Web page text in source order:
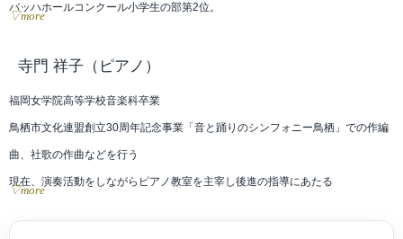
バッハホールコンクール小学生の部第2位。
江藤俊哉コンクール入選。
(フランス)、霧島音楽祭など、様々な音楽祭に参加。
これまでにヴァイオリンを、粟野敏子、山岡耕作、木野雅之、景山誠治、水野
▽more
寺門 祥子 （ピアノ）
福岡女学院高等学校音楽科卒業
鳥栖市文化連盟創立30周年記念事業「音と踊りのシンフォニー鳥栖」での作編
曲、社歌の作曲などを行う
現在、演奏活動をしながらピアノ教室を主宰し後進の指導にあたる
▽more